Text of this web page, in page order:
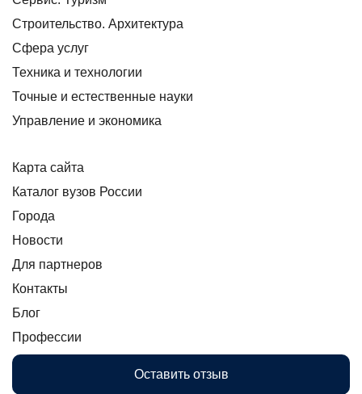
Строительство. Архитектура
Сфера услуг
Техника и технологии
Точные и естественные науки
Управление и экономика
Карта сайта
Каталог вузов России
Города
Новости
Для партнеров
Контакты
Блог
Профессии
Оставить отзыв